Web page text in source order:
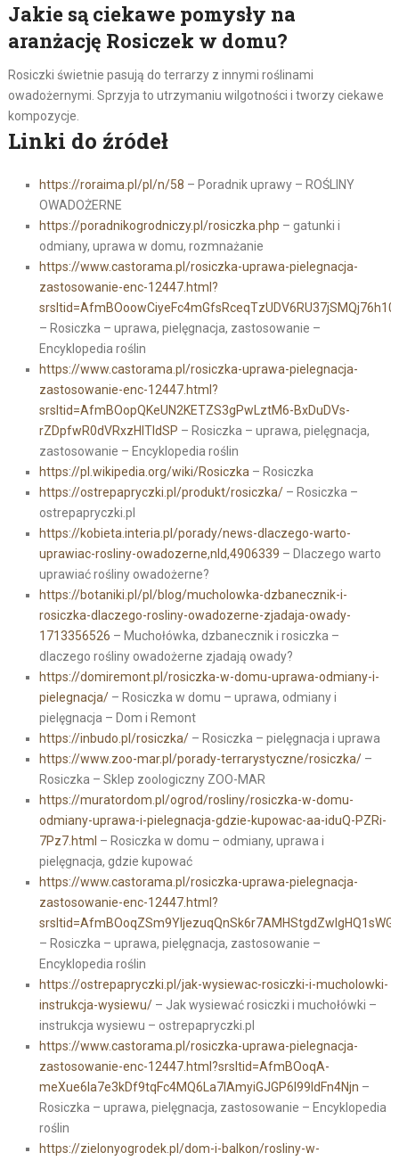
Jakie są ciekawe pomysły na
aranżację Rosiczek w domu?
Rosiczki świetnie pasują do terrarzy z innymi roślinami
owadożernymi. Sprzyja to utrzymaniu wilgotności i tworzy ciekawe
kompozycje.
Linki do źródeł
https://roraima.pl/pl/n/58 – Poradnik uprawy – ROŚLINY
OWADOŻERNE
https://poradnikogrodniczy.pl/rosiczka.php – gatunki i
odmiany, uprawa w domu, rozmnażanie
https://www.castorama.pl/rosiczka-uprawa-pielegnacja-
zastosowanie-enc-12447.html?
– Rosiczka – uprawa, pielęgnacja, zastosowanie –
Encyklopedia roślin
https://www.castorama.pl/rosiczka-uprawa-pielegnacja-
zastosowanie-enc-12447.html?
srsltid=AfmBOopQKeUN2KETZS3gPwLztM6-BxDuDVs-
rZDpfwR0dVRxzHITIdSP – Rosiczka – uprawa, pielęgnacja,
zastosowanie – Encyklopedia roślin
https://pl.wikipedia.org/wiki/Rosiczka– Rosiczka
https://ostrepapryczki.pl/produkt/rosiczka/– Rosiczka –
ostrepapryczki.pl
https://kobieta.interia.pl/porady/news-dlaczego-warto-
uprawiac-rosliny-owadozerne,nId,4906339 – Dlaczego warto
uprawiać rośliny owadożerne?
https://botaniki.pl/pl/blog/mucholowka-dzbanecznik-i-
rosiczka-dlaczego-rosliny-owadozerne-zjadaja-owady-
1713356526 – Muchołówka, dzbanecznik i rosiczka –
dlaczego rośliny owadożerne zjadają owady?
https://domiremont.pl/rosiczka-w-domu-uprawa-odmiany-i-
pielegnacja/– Rosiczka w domu – uprawa, odmiany i
pielęgnacja – Dom i Remont
https://inbudo.pl/rosiczka/– Rosiczka – pielęgnacja i uprawa
https://www.zoo-mar.pl/porady-terrarystyczne/rosiczka/–
Rosiczka – Sklep zoologiczny ZOO-MAR
https://muratordom.pl/ogrod/rosliny/rosiczka-w-domu-
odmiany-uprawa-i-pielegnacja-gdzie-kupowac-aa-iduQ-PZRi-
7Pz7.html – Rosiczka w domu – odmiany, uprawa i
pielęgnacja, gdzie kupować
https://www.castorama.pl/rosiczka-uprawa-pielegnacja-
zastosowanie-enc-12447.html?
– Rosiczka – uprawa, pielęgnacja, zastosowanie –
Encyklopedia roślin
https://ostrepapryczki.pl/jak-wysiewac-rosiczki-i-mucholowki-
instrukcja-wysiewu/– Jak wysiewać rosiczki i muchołówki –
instrukcja wysiewu – ostrepapryczki.pl
https://www.castorama.pl/rosiczka-uprawa-pielegnacja-
zastosowanie-enc-12447.html?srsltid=AfmBOoqA-
meXue6la7e3kDf9tqFc4MQ6La7IAmyiGJGP6I99IdFn4Njn –
Rosiczka – uprawa, pielęgnacja, zastosowanie – Encyklopedia
roślin
https://zielonyogrodek.pl/dom-i-balkon/rosliny-w-